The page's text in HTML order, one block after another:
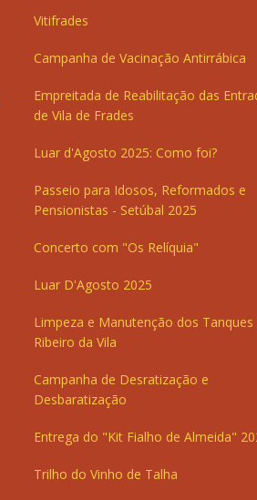
Vitifrades
Campanha de Vacinação Antirrábica
Empreitada de Reabilitação das
de Vila de Frades
Luar d'Agosto 2025: Como foi?
Passeio para Idosos, Reformados e
Pensionistas - Setúbal 2025
Concerto com "Os Relíquia"
Luar D'Agosto 2025
Limpeza e Manutenção dos Tanques
Ribeiro da Vila
Campanha de Desratização e
Desbaratização
Entrega do "Kit Fialho de Almeida"
Trilho do Vinho de Talha